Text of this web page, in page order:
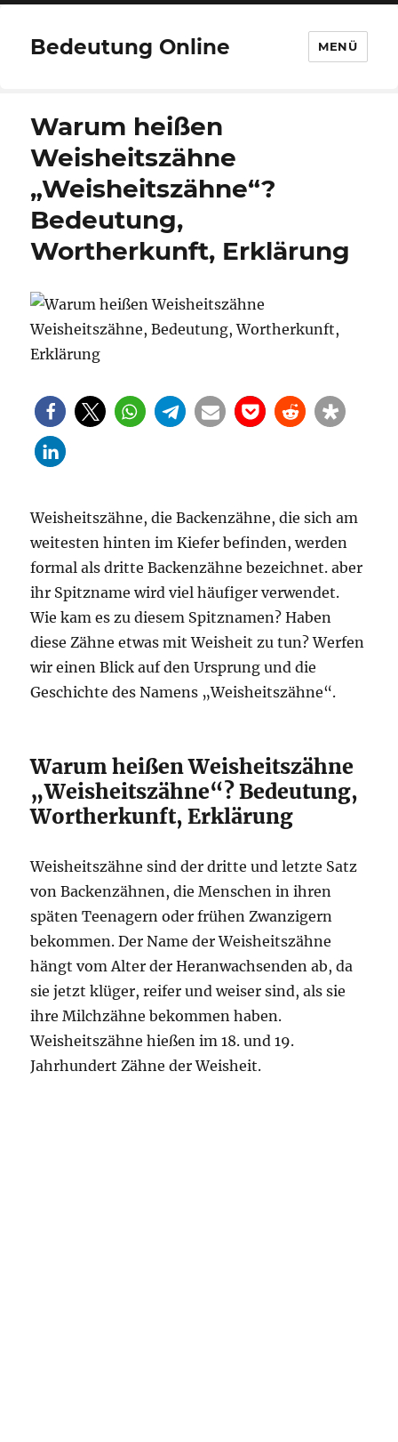
Bedeutung Online MENÜ
Warum heißen
Weisheitszähne
„Weisheitszähne“?
Bedeutung,
Wortherkunft, Erklärung
Weisheitszähne, die Backenzähne, die sich am
weitesten hinten im Kiefer befinden, werden
formal als dritte Backenzähne bezeichnet. aber
ihr Spitzname wird viel häufiger verwendet.
Wie kam es zu diesem Spitznamen? Haben
diese Zähne etwas mit Weisheit zu tun? Werfen
wir einen Blick auf den Ursprung und die
Geschichte des Namens „Weisheitszähne“.
Warum heißen Weisheitszähne
„Weisheitszähne“? Bedeutung,
Wortherkunft, Erklärung
Weisheitszähne sind der dritte und letzte Satz
von Backenzähnen, die Menschen in ihren
späten Teenagern oder frühen Zwanzigern
bekommen. Der Name der Weisheitszähne
hängt vom Alter der Heranwachsenden ab, da
sie jetzt klüger, reifer und weiser sind, als sie
ihre Milchzähne bekommen haben.
Weisheitszähne hießen im 18. und 19.
Jahrhundert Zähne der Weisheit.